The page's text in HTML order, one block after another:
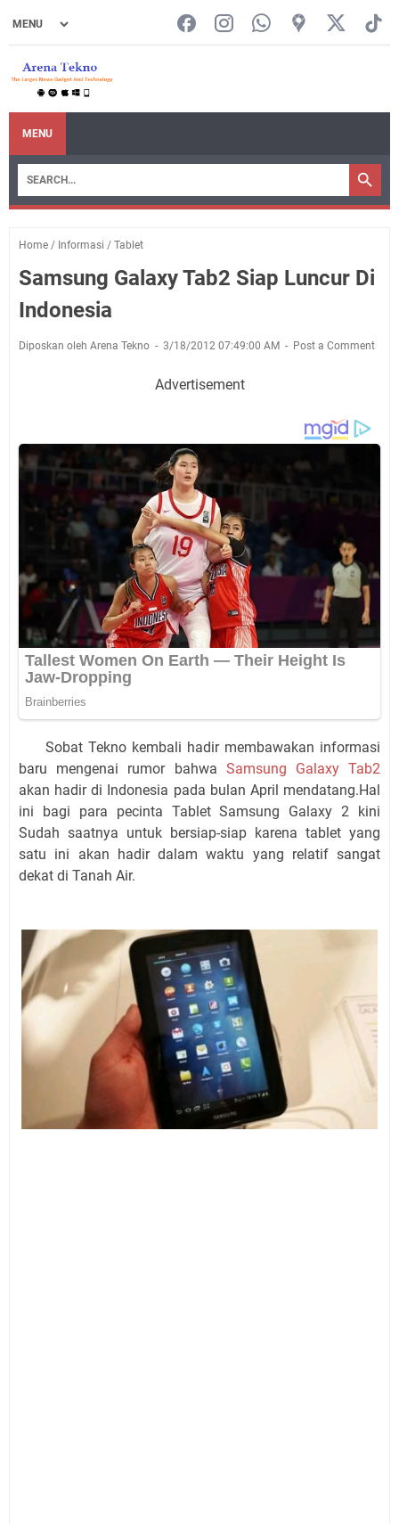
MENU
Home / Informasi / Tablet
Samsung Galaxy Tab2 Siap Luncur Di
Indonesia
Diposkan oleh Arena Tekno 3/18/2012 07:49:00 AM Post a Comment
Advertisement
Sobat Tekno kembali hadir membawakan informasi
baru mengenai rumor bahwa Samsung Galaxy Tab2
akan hadir di Indonesia pada bulan April mendatang.Hal
ini bagi para pecinta Tablet Samsung Galaxy 2 kini
Sudah saatnya untuk bersiap-siap karena tablet yang
satu ini akan hadir dalam waktu yang relatif sangat
dekat di Tanah Air.